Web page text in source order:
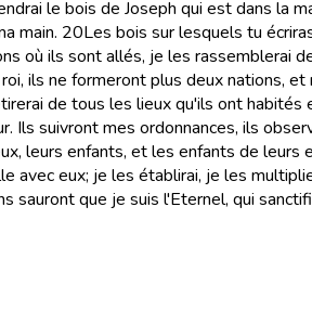
le bois de Joseph qui est dans la
main. 20Les bois sur lesquels tu
où ils sont allés, je les rassemblerai
ils ne formeront plus deux nations,
de tous les lieux qu'ils ont
Ils suivront mes ordonnances, ils
leurs enfants, et les enfants de
avec eux; je les établirai, je les
sauront que je suis l'Eternel, qui